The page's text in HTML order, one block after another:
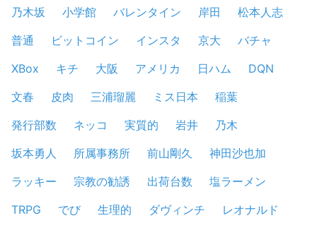
乃木坂 小学館 バレンタイン 岸田
松本人志
普通
ビットコイン インスタ 京大
バチャ
XBox
キチ 大阪 アメリカ 日ハム
DQN
文春
皮肉 三浦瑠麗 ミス日本
稲葉
発行部数
ネッコ 実質的 岩井
乃木
坂本勇人
所属事務所 前山剛久
神田沙也加
ラッキー
宗教の勧誘 出荷台数
塩ラーメン
TRPG
でび 生理的 ダヴィンチ
レオナルド